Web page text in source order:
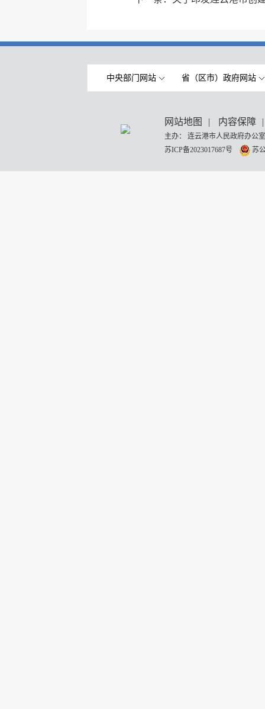
中央部门网站 省（区市）政府网站
网站地图 | 内容保障 |
主办： 连云港市人民政府办
苏ICP备2023017687号
苏